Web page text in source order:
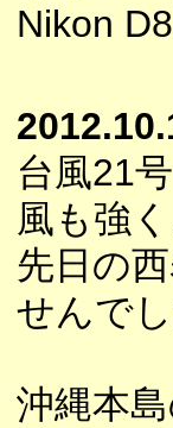
Nikon
台風21
風も強
先日の
せんでし
沖縄本